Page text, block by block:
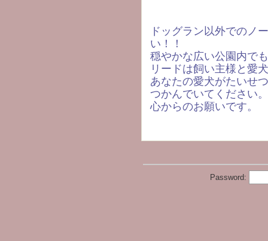
ドッグラン以外でのノ
い！！
穏やかな広い公園内で
リードは飼い主様と愛
あなたの愛犬がたいせ
つかんでいてください。
心からのお願いです。
Password: